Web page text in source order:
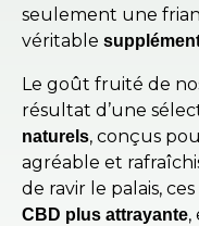
seulement une
véritable
Le goût fruité de
résultat d’une
naturels, conçus
agréable et
de ravir le palais,
CBD plus attrayante,